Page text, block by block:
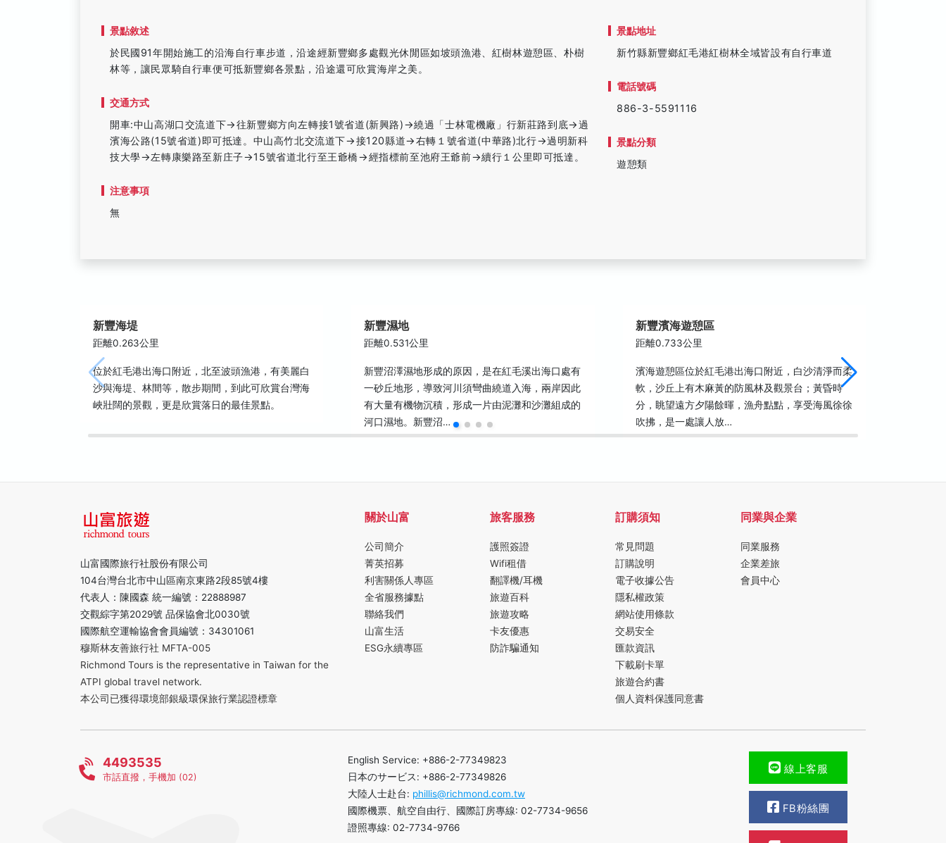
景點敘述
於民國91年開始施工的沿海自行車步道，沿途經新豐鄉多處觀光休閒區如坡頭漁港、紅樹林遊憩區、朴樹
林等，讓民眾騎自行車便可抵新豐鄉各景點，沿途還可欣賞海岸之美。
交通方式
開車:中山高湖口交流道下→往新豐鄉方向左轉接1號省道(新興路)→繞過「士林電機廠」行新莊路到底→過
濱海公路(15號省道)即可抵達。中山高竹北交流道下→接120縣道→右轉１號省道(中華路)北行→過明新科
技大學→左轉康樂路至新庄子→15號省道北行至王爺橋→經指標前至池府王爺前→續行１公里即可抵達。
注意事項
無
景點地址
新竹縣新豐鄉紅毛港紅樹林全域皆設有自行車道
電話號碼
886-3-5591116
景點分類
遊憩類
新豐海堤
距離0.263公里
位於紅毛港出海口附近，北至波頭漁港，有美麗白
沙與海堤、林間等，散步期間，到此可欣賞台灣海
峽壯闊的景觀，更是欣賞落日的最佳景點。
新豐濕地
距離0.531公里
新豐沼澤濕地形成的原因，是在紅毛溪出海口處有
一砂丘地形，導致河川須彎曲繞道入海，兩岸因此
有大量有機物沉積，形成一片由泥灘和沙灘組成的
河口濕地。新豐沼…
新豐濱海遊憩區
距離0.733公里
濱海遊憩區位於紅毛港出海口附近，白沙清淨而柔
軟，沙丘上有木麻黃的防風林及觀景台；黃昏時
分，眺望遠方夕陽餘暉，漁舟點點，享受海風徐徐
吹拂，是一處讓人放…
山富國際旅行社股份有限公司
104台灣台北市中山區南京東路2段85號4樓
代表人：陳國森 統一編號：22888987
交觀綜字第2029號 品保協會北0030號
國際航空運輸協會會員編號：34301061
穆斯林友善旅行社 MFTA-005
Richmond Tours is the representative in Taiwan for the
ATPI global travel network.
本公司已獲得環境部銀級環保旅行業認證標章
關於山富
公司簡介
菁英招募
利害關係人專區
全省服務據點
聯絡我們
山富生活
ESG永續專區
旅客服務
護照簽證
Wifi租借
翻譯機/耳機
旅遊百科
旅遊攻略
卡友優惠
防詐騙通知
訂購須知
常見問題
訂購說明
電子收據公告
隱私權政策
網站使用條款
交易安全
匯款資訊
下載刷卡單
旅遊合約書
個人資料保護同意書
同業與企業
同業服務
企業差旅
會員中心
4493535
市話直撥，手機加 (02)
English Service: +886-2-77349823
日本のサービス: +886-2-77349826
大陸人士赴台: phillis@richmond.com.tw
國際機票、航空自由行、國際訂房專線: 02-7734-9656
證照專線: 02-7734-9766
線上客服
FB粉絲團